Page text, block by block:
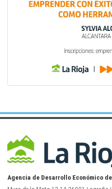
Agencia de Desarrollo Económico